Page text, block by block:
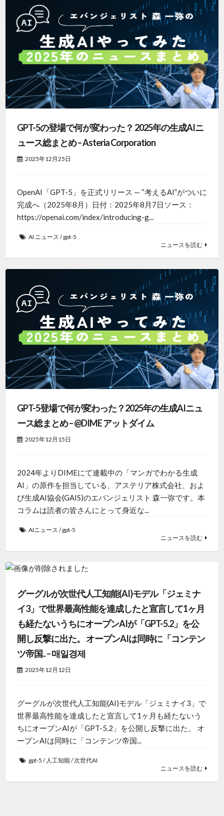
GPT-5の登場で何が変わった？ 2025年の生成AIニ
ュース総まとめ – Asteria Corporation
2025年12月25日
OpenAI「GPT-5」を正式リリース — “考えるAI”がついに
完成へ（2025年8月）日付：2025年8月7日ソース：
https://openai.com/index/introducing-g...
AI ニュース /gpt-5
ニュースを読む
GPT-5登場で何が変わった？2025年の生成AIニュ
ース総まとめ – @DIME アットダイム
2025年12月15日
2024年よりDIMEにて連載中の「マンガでわかる生成
AI」の原作を担当している、アステリア株式会社、およ
び生成AI協会(GAIS)のエバンジェリスト 森一弥です。本
コラムは読者の皆さんにとって身近な...
AIニュース /gpt-5
ニュースを読む
グーグルが次世代人工知能(AI)モデル「ジェミナ
イ3」で世界最高性能を達成したと宣言して1ヶ月
も経たないうちにオープンAIが「GPT-5.2」を公
開し反撃に出た。 オープンAIは同時に「コンテン
ツ帝国.. – 매일경제
2025年12月12日
グーグルが次世代人工知能(AI)モデル「ジェミナイ3」で
世界最高性能を達成したと宣言して1ヶ月も経たないう
ちにオープンAIが「GPT-5.2」を公開し反撃に出た。 オ
ープンAIは同時に「コンテンツ帝国...
gpt-5 / 人工知能/次世代AI
ニュースを読む